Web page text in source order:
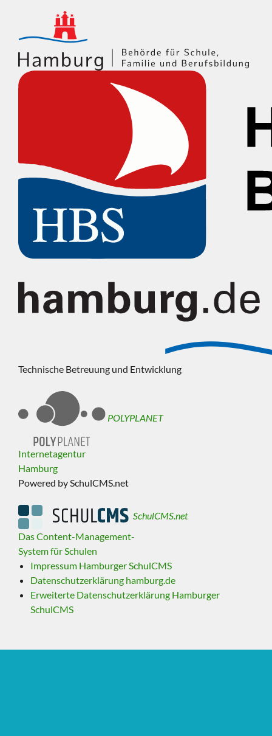
Technische Betreuung und Entwicklung
POLYPLANET
Internetagentur
Hamburg
Powered by SchulCMS.net
SchulCMS.net
Das Content-Management-
System für Schulen
Impressum Hamburger SchulCMS
Datenschutzerklärung hamburg.de
Erweiterte Datenschutzerklärung Hamburger
SchulCMS